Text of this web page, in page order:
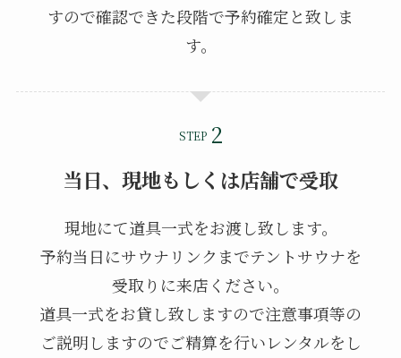
すので確認できた段階で予約確定と致しま
す。
STEP
当日、現地もしくは店舗で受取
現地にて道具一式をお渡し致します。
予約当日にサウナリンクまでテントサウナを
受取りに来店ください。
道具一式をお貸し致しますので注意事項等の
ご説明しますのでご精算を行いレンタルをし